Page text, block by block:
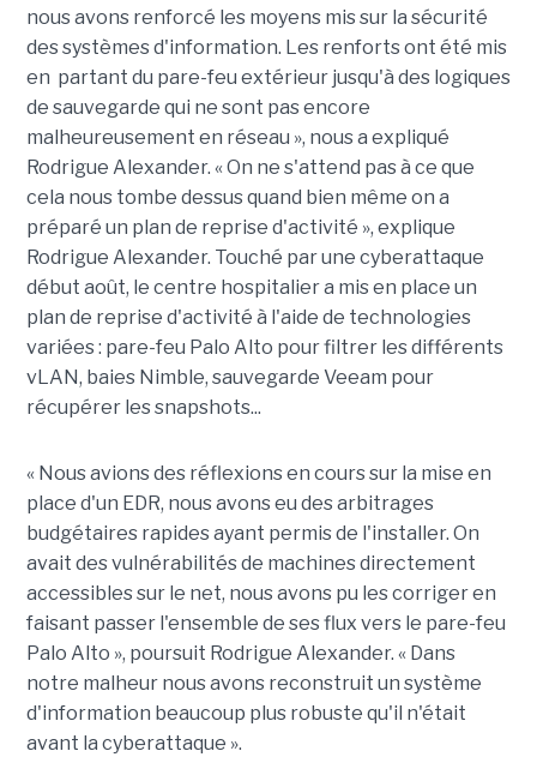
nous avons renforcé les moyens mis sur la sécurité
des systèmes d'information. Les renforts ont été mis
en partant du pare-feu extérieur jusqu'à des logiques
de sauvegarde qui ne sont pas encore
malheureusement en réseau », nous a expliqué
Rodrigue Alexander. « On ne s'attend pas à ce que
cela nous tombe dessus quand bien même on a
préparé un plan de reprise d'activité », explique
Rodrigue Alexander. Touché par une cyberattaque
début août, le centre hospitalier a mis en place un
plan de reprise d'activité à l'aide de technologies
variées : pare-feu Palo Alto pour filtrer les différents
vLAN, baies Nimble, sauvegarde Veeam pour
récupérer les snapshots...
« Nous avions des réflexions en cours sur la mise en
place d'un EDR, nous avons eu des arbitrages
budgétaires rapides ayant permis de l'installer. On
avait des vulnérabilités de machines directement
accessibles sur le net, nous avons pu les corriger en
faisant passer l'ensemble de ses flux vers le pare-feu
Palo Alto », poursuit Rodrigue Alexander. « Dans
notre malheur nous avons reconstruit un système
d'information beaucoup plus robuste qu'il n'était
avant la cyberattaque ».